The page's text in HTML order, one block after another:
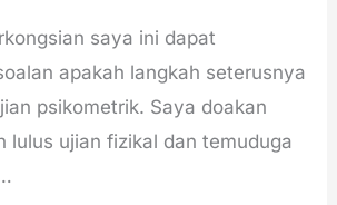
saya ini dapat
apakah langkah seterusnya
psikometrik. Saya doakan
lulus ujian fizikal dan temuduga